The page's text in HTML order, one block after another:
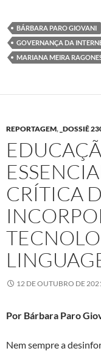
BÁRBARA PARO GIOVANI
GOVERNANÇA DA
MARIANA MEIRA
REPORTAGEM, _DOSSIÊ
CRÍTICA
12 DE OUTUBRO DE
Por Bárbara Paro
Nem sempre a